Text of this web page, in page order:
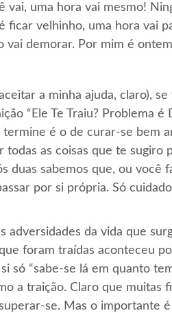
vai, uma hora vai mesmo!
ficar velhinho, uma hora vai
vai demorar. Por mim é
a minha ajuda, claro),
“Ele Te Traiu? Problema
é o de curar-se bem
as coisas que te sugiro
duas sabemos que, ou você
por si própria. Só
adversidades da vida que
foram traídas aconteceu
só “sabe-se lá em quanto
a traição. Claro que muitas
se. Mas o importante